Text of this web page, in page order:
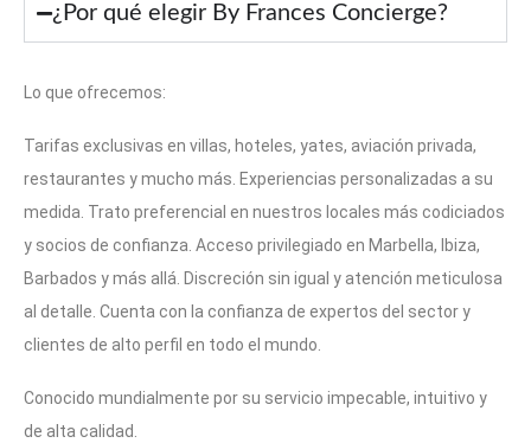
¿Por qué elegir By Frances Concierge?
Lo que ofrecemos:
Tarifas exclusivas en villas, hoteles, yates, aviación privada,
restaurantes y mucho más. Experiencias personalizadas a su
medida. Trato preferencial en nuestros locales más codiciados
y socios de confianza. Acceso privilegiado en Marbella, Ibiza,
Barbados y más allá. Discreción sin igual y atención meticulosa
al detalle. Cuenta con la confianza de expertos del sector y
clientes de alto perfil en todo el mundo.
Conocido mundialmente por su servicio impecable, intuitivo y
de alta calidad.